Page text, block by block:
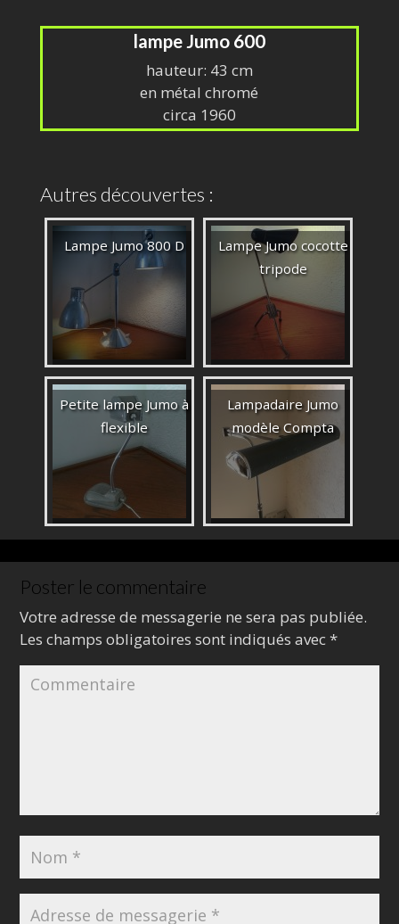
lampe Jumo 600
hauteur: 43 cm
en métal chromé
circa 1960
Autres découvertes :
Lampe Jumo 800 D
Lampe Jumo cocotte
tripode
Petite lampe Jumo à
flexible
Lampadaire Jumo
modèle Compta
Poster le commentaire
Votre adresse de messagerie ne sera pas publiée.
Les champs obligatoires sont indiqués avec*